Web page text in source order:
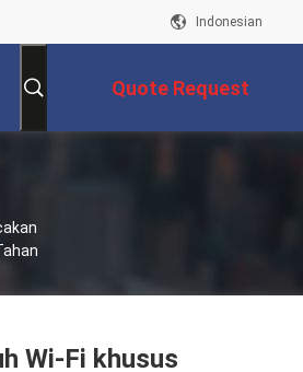
Indonesian
Quote Request
Wi-Fi khusus